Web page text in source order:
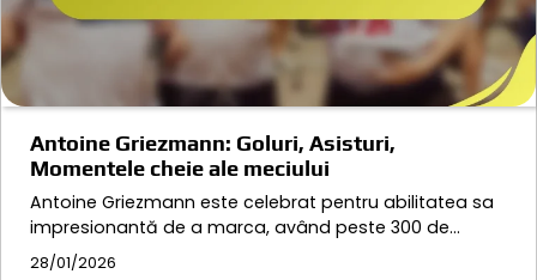
Antoine Griezmann: Goluri, Asisturi,
Momentele cheie ale meciului
Antoine Griezmann este celebrat pentru abilitatea sa
impresionantă de a marca, având peste 300 de…
28/01/2026